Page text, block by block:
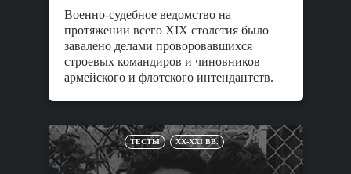
Военно-судебное ведомство на
протяжении всего XIX столетия было
завалено делами проворовавшихся
строевых командиров и чиновников
армейского и флотского интендантств.
ТЕСТЫ XX-XXI ВВ.